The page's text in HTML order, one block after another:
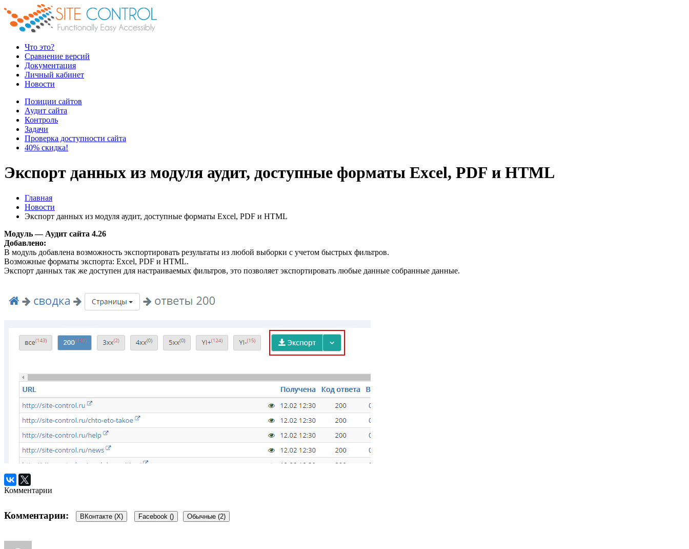
Что это?
Сравнение версий
Документация
Личный кабинет
Новости
Позиции сайтов
Аудит сайта
Контроль
Задачи
Проверка доступности сайта
40% скидка!
Экспорт данных из модуля аудит, доступные форматы Excel, PDF и HTML
Главная
Новости
Экспорт данных из модуля аудит, доступные форматы Excel, PDF и HTML
Модуль — Аудит сайта 4.26
Добавлено:
В модуль добавлена возможность экспортировать результаты из любой выборки с учетом быстрых фильтров.
Возможные форматы экспорта: Excel, PDF и HTML.
Экспорт данных так же доступен для настраиваемых фильтров, это позволяет экспортировать любые данные собранные данные.
Комментарии
Комментарии: ВКонтакте (X) Facebook () Обычные (2)